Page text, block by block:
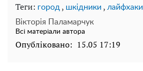
Теги: город , шкідники , лайфхаки
Вікторія Паламарчук
Всі матеріали автора
Опубліковано: 15.05 17:19